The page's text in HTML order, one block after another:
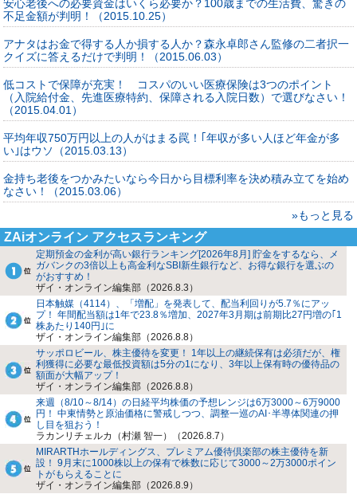
安心老後への必要資金はいくら必要か？100歳までの生活費、驚きの
不足金額が判明！（2015.10.25）
アナタはお金で得する人か損する人か？森永卓郎さん監修の二者択一
クイズに答えるだけで判明！（2015.06.03）
低コストで保障が充実！ コスパのいい医療保険は3つのポイント
（入院給付金、先進医療特約、保障される入院日数）で選びなさい！
（2015.04.01）
平均年収750万円以上の人がはまる罠！｢年収が多い人ほど年金が多
い｣はウソ（2015.03.13）
金持ち老後をつかみたいなら今日から目標利率を決め積み立てを始め
なさい！（2015.03.06）
»もっと見る
ZAiオンライン アクセスランキング
定期預金の金利が高い銀行ランキング[2026年8月] 貯金をするなら、メ
ガバンクの3倍以上も高金利なSBI新生銀行など、お得な銀行を選ぶの
がおすすめ！
ザイ・オンライン編集部（2026.8.3）
日本触媒（4114）、「増配」を発表して、配当利回りが5.7％にアッ
プ！ 年間配当額は1年で23.8％増加、2027年3月期は前期比27円増の｢1
株あたり140円｣に
ザイ・オンライン編集部（2026.8.8）
サッポロビール、株主優待を変更！ 1年以上の継続保有は必須だが、権
利獲得に必要な最低投資額は5分の1になり、3年以上保有時の優待品の
額面が大幅アップ！
ザイ・オンライン編集部（2026.8.8）
来週（8/10～8/14）の日経平均株価の予想レンジは6万3000～6万9000
円！ 中東情勢と原油価格に警戒しつつ、調整一巡のAI･半導体関連の押
し目を狙おう！
ラカンリチェルカ（村瀬 智一）（2026.8.7）
MIRARTHホールディングス、プレミアム優待倶楽部の株主優待を新
設！ 9月末に1000株以上の保有で株数に応じて3000～2万3000ポイン
トがもらえることに
ザイ・オンライン編集部（2026.8.9）